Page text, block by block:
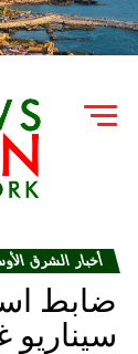
أخبار الشرق
ضابط
سيناريو